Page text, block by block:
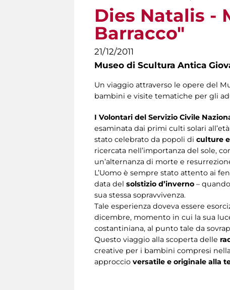
Tu sei qui
Dies Natalis -
Barracco"
21/12/2011
Museo di Scultura Antica
Un viaggio attraverso le opere del
bambini e visite tematiche per gli
I Volontari del Servizio Civile
esaminata dai primi culti solari
stato celebrato da popoli di culture
ricercata nell’importanza del sole,
un’alternanza di morte e
L’Uomo è sempre stato attento ai
data del solstizio d’inverno –
sua stessa sopravvivenza.
Tale esperienza doveva essere
dicembre, momento in cui la sua
costantiniana, al punto tale da
Questo viaggio alla scoperta delle
creative per i bambini compresi
approccio versatile e originale alla